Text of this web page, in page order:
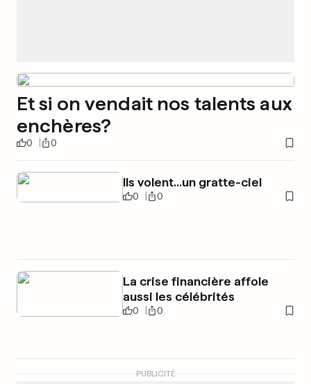
Et si on vendait nos talents aux
enchères?
0 0
Ils volent...un gratte-ciel
0 0
La crise financière affole
aussi les célébrités
0 0
PUBLICITÉ